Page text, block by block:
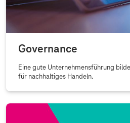
Governance
Eine gute Unternehmensführung
für nachhaltiges Handeln.